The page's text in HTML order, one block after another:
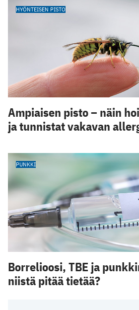
HYÖNTEISEN PISTO
Ampiaisen pisto – näin
ja tunnistat vakavan
PUNKKI
Borrelioosi, TBE ja
niistä pitää tietää?